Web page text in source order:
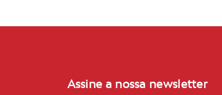
Assine a nossa newsletter